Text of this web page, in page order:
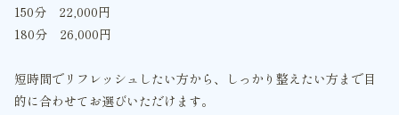
150分 22,000円
180分 26,000円
短時間でリフレッシュしたい方から、しっかり整えたい方まで目
的に合わせてお選びいただけます。